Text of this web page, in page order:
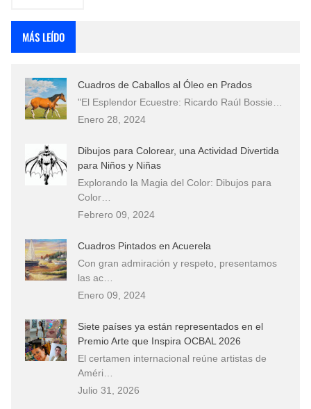
MÁS LEÍDO
Cuadros de Caballos al Óleo en Prados
"El Esplendor Ecuestre: Ricardo Raúl Bossie…
Enero 28, 2024
Dibujos para Colorear, una Actividad Divertida
para Niños y Niñas
Explorando la Magia del Color: Dibujos para
Color…
Febrero 09, 2024
Cuadros Pintados en Acuerela
Con gran admiración y respeto, presentamos
las ac…
Enero 09, 2024
Siete países ya están representados en el
Premio Arte que Inspira OCBAL 2026
El certamen internacional reúne artistas de
Améri…
Julio 31, 2026